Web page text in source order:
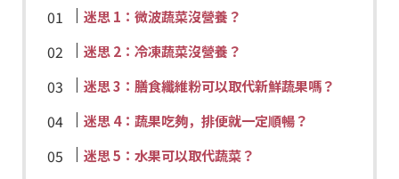
迷思 1：微波蔬菜沒營養？
迷思 2：冷凍蔬菜沒營養？
迷思 3：膳食纖維粉可以取代新鮮蔬果嗎？
迷思 4：蔬果吃夠，排便就一定順暢？
迷思 5：水果可以取代蔬菜？